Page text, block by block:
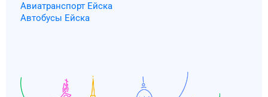
Авиатранспорт Ейска
Автобусы Ейска